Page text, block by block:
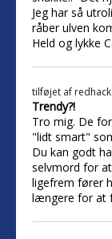
Jeg har så
råber ulven
Held og lykke
tilføjet af redhack
Trendy?!
Tro mig. De
"lidt smart"
Du kan godt
selvmord for
ligefrem fører
længere for at